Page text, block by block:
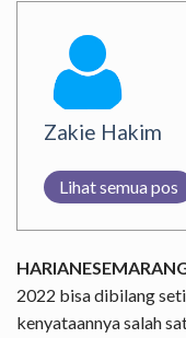
Zakie Hakim
Lihat semua pos
2022 bisa dibilang
kenyataannya salah